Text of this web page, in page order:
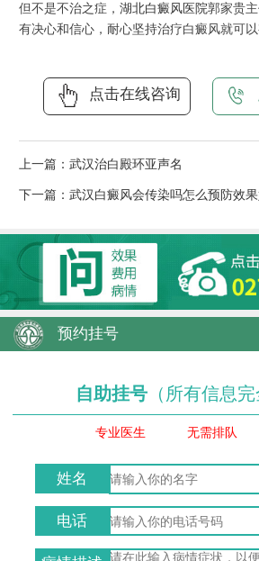
但不是不治之症， 湖北白癜风医院郭家贵
有决心和信心，耐心坚持治疗白癜风就可以
点击在线咨询
上一篇： 武汉治白殿环亚声名
下一篇： 武汉白癜风会传染吗怎么预防效
预约挂号
自助挂号 （所有信息完
专业医生 无需排队
姓名
电话